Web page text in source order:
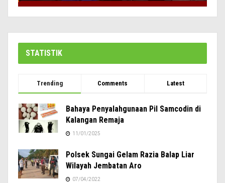
STATISTIK
Trending Comments Latest
Bahaya Penyalahgunaan Pil Samcodin di
Kalangan Remaja
11/01/2025
Polsek Sungai Gelam Razia Balap Liar
Wilayah Jembatan Aro
07/04/2022